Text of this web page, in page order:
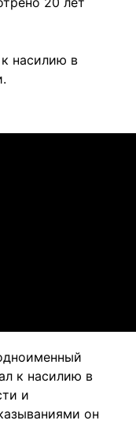
насилию в
к насилию в
и
он